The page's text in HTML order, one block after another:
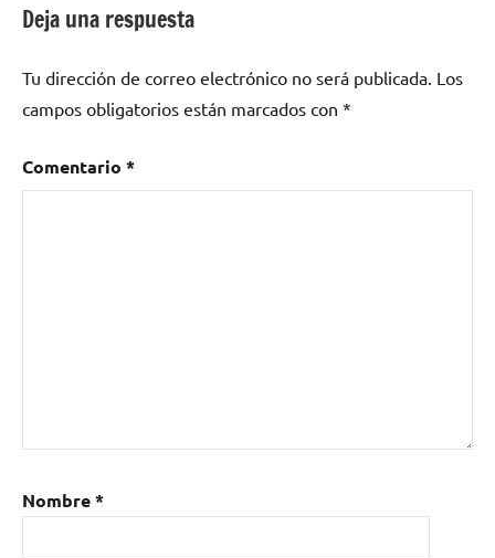
Deja una respuesta
Tu dirección de correo electrónico no será publicada. Los
campos obligatorios están marcados con *
Comentario *
Nombre*